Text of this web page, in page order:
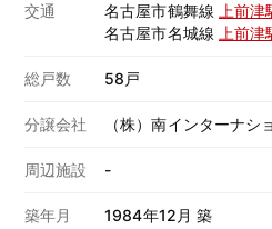
交通
名古屋市鶴舞線
上前津
名古屋市名城線
上前津
総戸数 58戸
分譲会社 （株）南インターナシ
周辺施設 -
築年月 1984年12月 築